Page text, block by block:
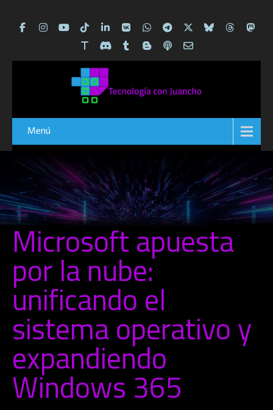
Menú
Microsoft apuesta
por la nube:
unificando el
sistema operativo y
expandiendo
Windows 365